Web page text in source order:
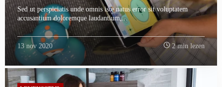
Sed ut perspiciatis unde omnis iste natus error sit voluptatem
accusantium doloremque laudantium,...
13 nov 2020 2 min lezen